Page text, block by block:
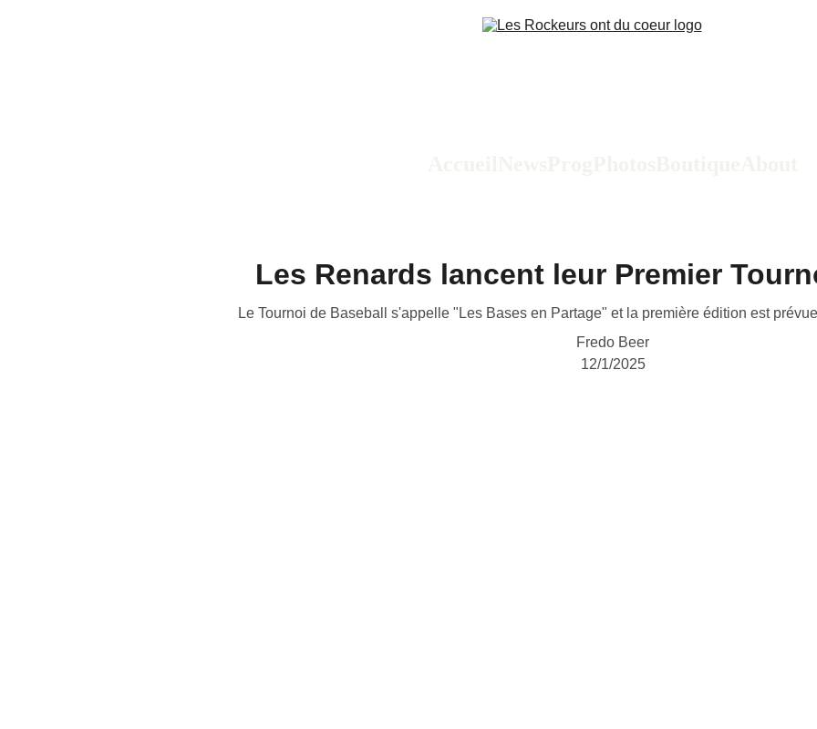
Les Renards lancent leur Premier
Le Tournoi de Baseball s'appelle "Les Bases en Partage" et la première édition est
Fredo Beer
12/1/2025